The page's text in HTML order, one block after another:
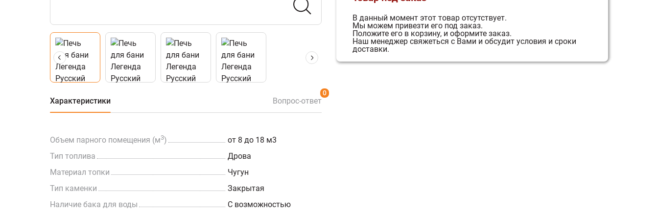
Характеристики Вопрос-ответ
0
Объем парного помещения (м3)
от 8 до 18 м3
Тип топлива
Дрова
Материал топки
Чугун
Тип каменки
Закрытая
Наличие бака для воды
С возможностью
В данный момент этот товар отсутствует.
Мы можем привезти его под заказ.
Положите его в корзину, и оформите заказ.
Наш менеджер свяжеться с Вами и обсудит условия и сроки
доставки.